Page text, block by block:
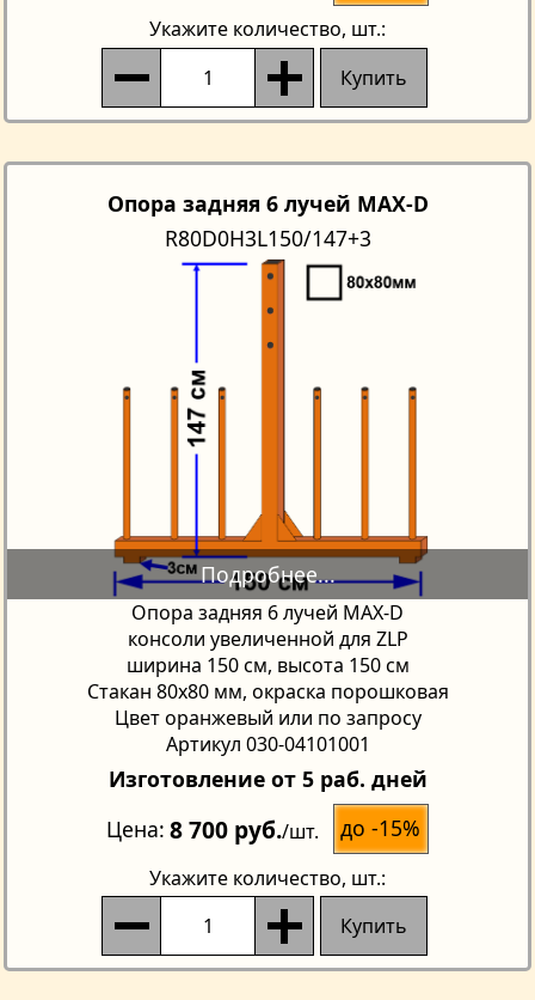
Укажите количество, шт.:
Купить
Опора задняя 6 лучей MAX-D
R80D0H3L150/147+3
Опора задняя 6 лучей MAX-D
консоли увеличенной для ZLP
ширина 150 см, высота 150 см
Стакан 80х80 мм, окраска порошковая
Цвет оранжевый или по запросу
Артикул 030-04101001
Изготовление от 5 раб. дней
Цена 8 700 руб./шт. до -15%
Укажите количество, шт.:
Купить